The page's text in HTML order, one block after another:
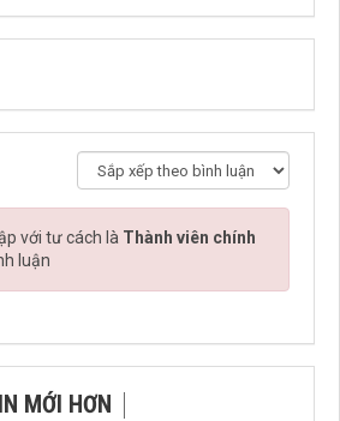
với tư cách là Thành viên chính
luận
MỚI HƠN